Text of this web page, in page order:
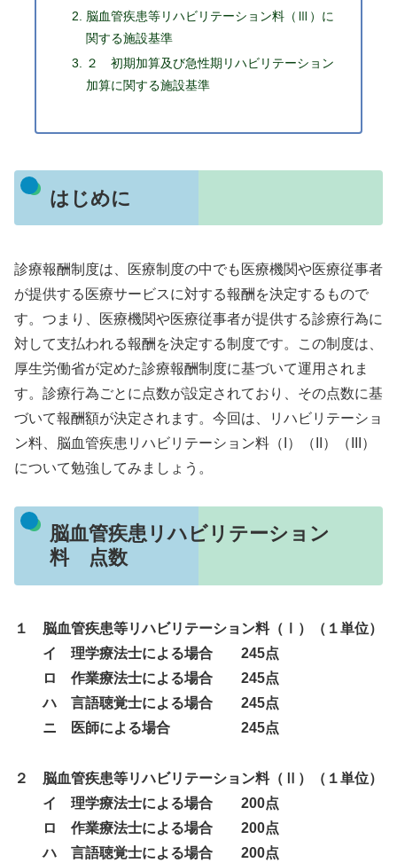
脳血管疾患等リハビリテーション料（Ⅲ）に
関する施設基準
２ 初期加算及び急性期リハビリテーション
加算に関する施設基準
はじめに
診療報酬制度は、医療制度の中でも医療機関や医療従事者
が提供する医療サービスに対する報酬を決定するもので
す。つまり、医療機関や医療従事者が提供する診療行為に
対して支払われる報酬を決定する制度です。この制度は、
厚生労働省が定めた診療報酬制度に基づいて運用されま
す。診療行為ごとに点数が設定されており、その点数に基
づいて報酬額が決定されます。今回は、リハビリテーショ
ン料、脳血管疾患リハビリテーション料（I）（II）（III）
について勉強してみましょう。
脳血管疾患リハビリテーション
料 点数
１ 脳血管疾患等リハビリテーション料（Ⅰ）（１単位）
イ 理学療法士による場合 245点
ロ 作業療法士による場合 245点
ハ 言語聴覚士による場合 245点
ニ 医師による場合 245点
２ 脳血管疾患等リハビリテーション料（Ⅱ）（１単位）
イ 理学療法士による場合 200点
ロ 作業療法士による場合 200点
ハ 言語聴覚士による場合 200点